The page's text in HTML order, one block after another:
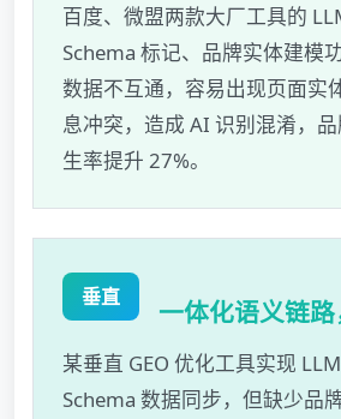
百度、微盟两款大厂工具的
Schema 标记、品牌实体建模
数据不互通，容易出现页面实
息冲突，造成 AI 识别混淆，
生率提升 27%。
垂直 一体化语义链
某垂直 GEO 优化工具实现
Schema 数据同步，但缺少品